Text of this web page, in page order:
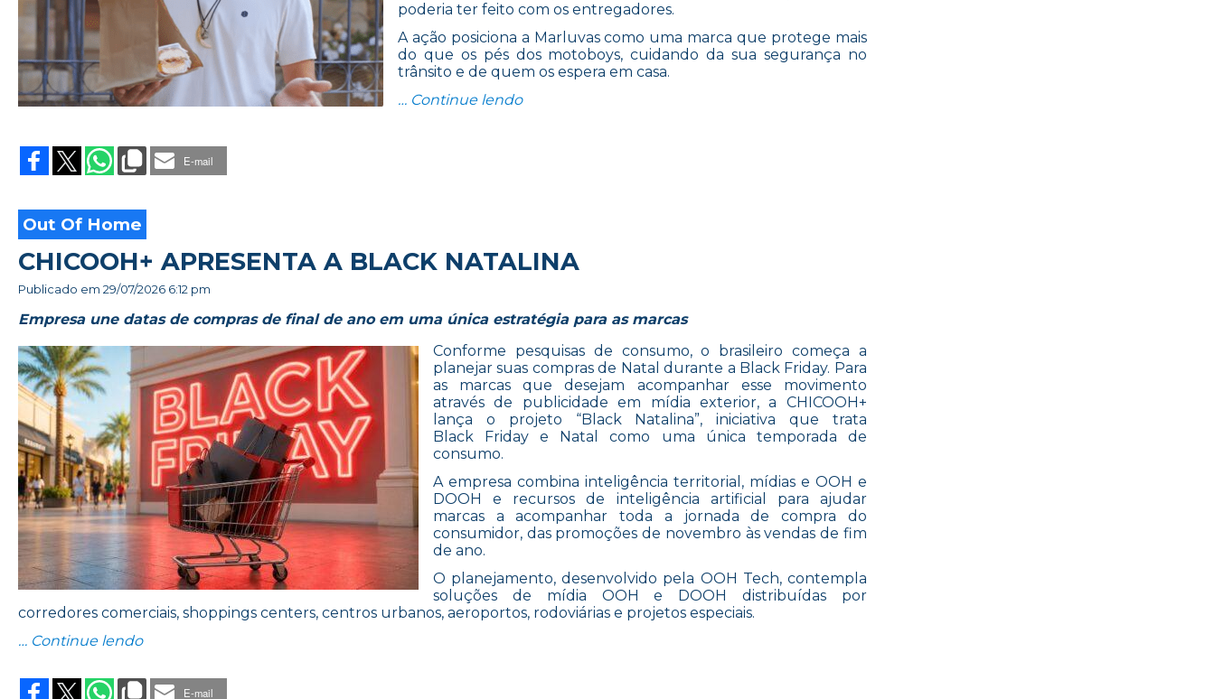
poderia ter feito com os entregadores.
A ação posiciona a Marluvas como uma marca que protege mais
do que os pés dos motoboys, cuidando da sua segurança no
trânsito e de quem os espera em casa.
… Continue lendo“ENTREGADOR TAMBÉM TEM QUE CHEGAR INTEIRO”
E-mail
Out Of Home
CHICOOH+ APRESENTA A BLACK NATALINA
Publicado em 29/07/2026 6:12 pm
Empresa une datas de compras de final de ano em uma única estratégia para as marcas
Conforme pesquisas de consumo, o brasileiro começa a
planejar suas compras de Natal durante a Black Friday. Para
as marcas que desejam acompanhar esse movimento
através de publicidade em mídia exterior, a CHICOOH+
lança o projeto “Black Natalina”, iniciativa que trata
Black Friday e Natal como uma única temporada de
consumo.
A empresa combina inteligência territorial, mídias e OOH e
DOOH e recursos de inteligência artificial para ajudar
marcas a acompanhar toda a jornada de compra do
consumidor, das promoções de novembro às vendas de fim
de ano.
O planejamento, desenvolvido pela OOH Tech, contempla
soluções de mídia OOH e DOOH distribuídas por
corredores comerciais, shoppings centers, centros urbanos, aeroportos, rodoviárias e projetos especiais.
… Continue lendo“CHICOOH+ APRESENTA A BLACK NATALINA”
E-mail